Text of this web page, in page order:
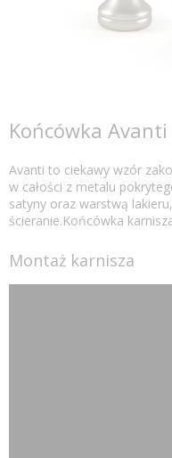
Końcówka Avanti
Avanti to ciekawy wzór
w całości z metalu
satyny oraz warstwą
ścieranie.Końcówka
Montaż karnisza